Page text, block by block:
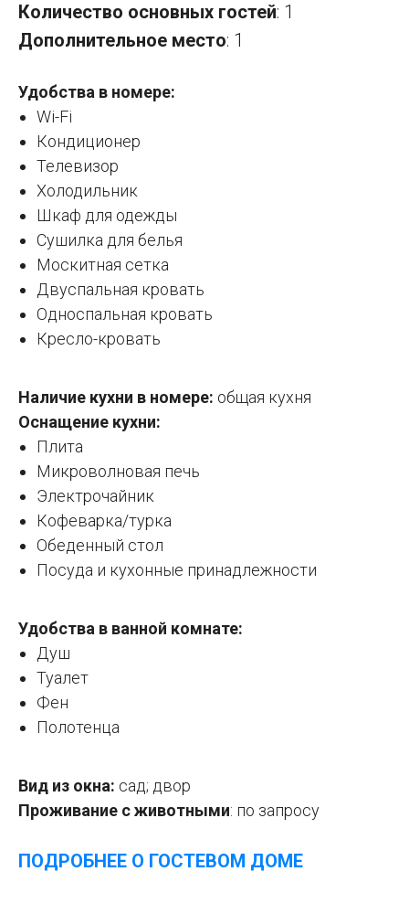
Количество основных гостей: 1
Дополнительное место: 1
Удобства в номере:
Wi-Fi
Кондиционер
Телевизор
Холодильник
Шкаф для одежды
Сушилка для белья
Москитная сетка
Двуспальная кровать
Односпальная кровать
Кресло-кровать
Наличие кухни в номере: общая кухня
Оснащение кухни:
Плита
Микроволновая печь
Электрочайник
Кофеварка/турка
Обеденный стол
Посуда и кухонные принадлежности
Удобства в ванной комнате:
Душ
Туалет
Фен
Полотенца
Вид из окна: сад; двор
Проживание с животными: по запросу
ПОДРОБНЕЕ О ГОСТЕВОМ ДОМЕ